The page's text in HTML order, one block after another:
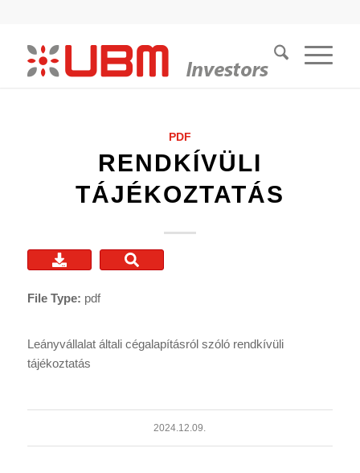
PDF
RENDKÍVÜLI
TÁJÉKOZTATÁS
Leányvállalat általi cégalapításról szóló rendkívüli
tájékoztatás
File Type: pdf
2024.12.09.